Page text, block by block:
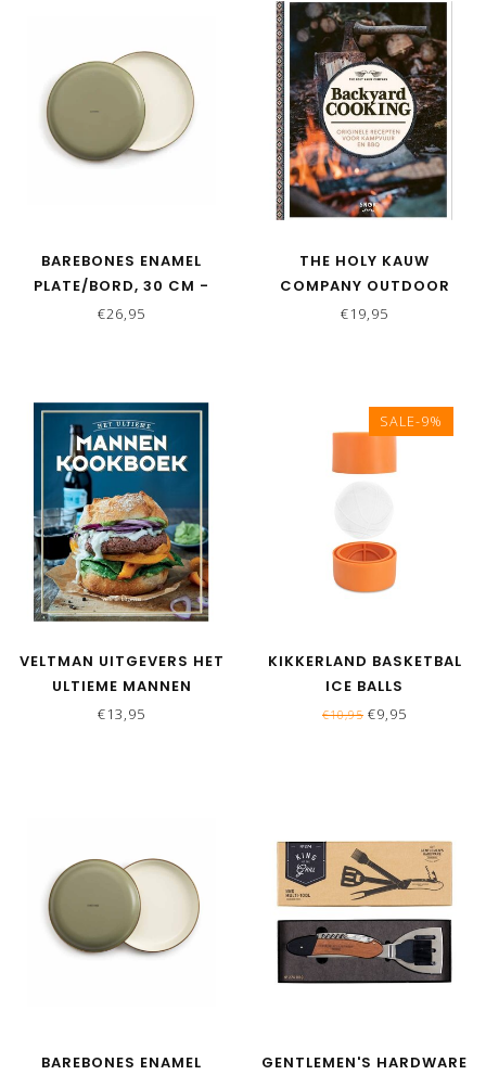
BAREBONES ENAMEL
PLATE/BORD, 30 CM -
OLIVE - SET VAN 2
€26,95
THE HOLY KAUW
COMPANY OUTDOOR
KOOKBOEK BACKYARD
€19,95
VELTMAN UITGEVERS HET
ULTIEME MANNEN
KOOKBOEK
€13,95
SALE-9%
KIKKERLAND BASKETBAL
ICE BALLS
€10,95 €9,95
BAREBONES ENAMEL
GENTLEMEN'S HARDWARE